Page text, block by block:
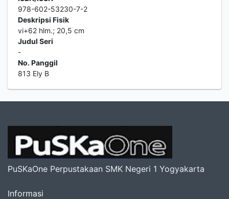
978-602-53230-7-2
Deskripsi Fisik
vi+62 hlm.; 20,5 cm
Judul Seri
-
No. Panggil
813 Ely B
PuSKaOne Perpustakaan SMK Negeri 1 Yogyakarta
Informasi